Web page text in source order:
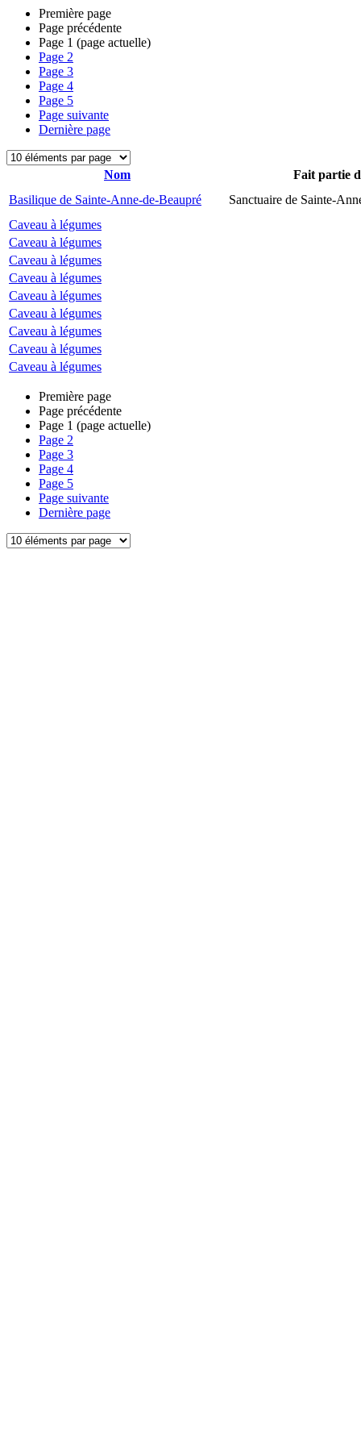
Première page
Page précédente
Page 1 (page actuelle)
Page 2
Page 3
Page 4
Page 5
Page suivante
Dernière page
Nom
Fait partie
Basilique de Sainte-Anne-de-Beaupré
Sanctuaire de Sainte-
Caveau à légumes
Caveau à légumes
Caveau à légumes
Caveau à légumes
Caveau à légumes
Caveau à légumes
Caveau à légumes
Caveau à légumes
Caveau à légumes
Première page
Page précédente
Page 1 (page actuelle)
Page 2
Page 3
Page 4
Page 5
Page suivante
Dernière page